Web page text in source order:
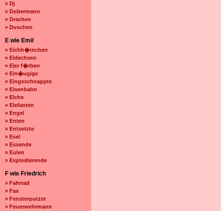
» Dj
» Dobermann
» Drachen
» Duschen
E wie Emil
» Eichh�rnchen
» Eidechsen
» Eier f�rben
» Ein�ugige
» Eingeschnappte
» Eisenbahn
» Elche
» Elefanten
» Engel
» Enten
» Entsetzte
» Esel
» Essende
» Eulen
» Explodierende
F wie Friedrich
» Fahrrad
» Fax
» Fensterputzer
» Feuerwehrmann